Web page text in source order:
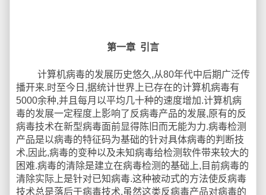
第一章 引言
计算机病毒的发展历史悠久,从80年代中后期广泛传
播开来.时至今日,据统计世界上已存在的计算机病毒有
5000余种,并且每月以平均几十种的速度增加.计算机病
毒的发展一定程度上影响了反病毒产品的发展,原有的反
病毒技术在新型病毒面前显得陈旧而无能为力.病毒检测
产品是以病毒的特征码为基础的针对具体病毒的判断技
术,因此,病毒的变种以及未知病毒给检测软件带来较大的
困难.病毒的清除是建立在病毒检测的基础上,目前病毒的
清除实际上是针对已知病毒.这种被动式的方法使反病毒
技术总是落后于病毒技术,虽然这类反病毒产品对病毒的